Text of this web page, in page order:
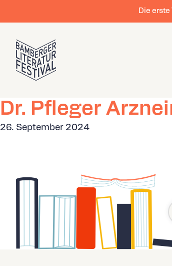
Die
Dr. Pfleger
26. September 2024